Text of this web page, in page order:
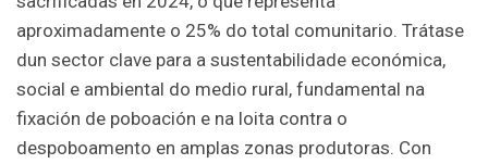
aproximadamente o 25% do total comunitario. Trátase
dun sector clave para a sustentabilidade económica,
social e ambiental do medio rural, fundamental na
fixación de poboación e na loita contra o
despoboamento en amplas zonas produtoras. Con